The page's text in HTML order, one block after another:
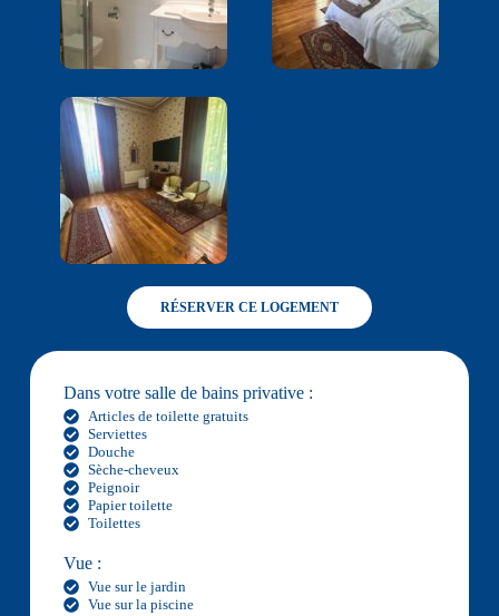
RÉSERVER CE LOGEMENT
Dans votre salle de bains privative :
Articles de toilette gratuits
Serviettes
Douche
Sèche-cheveux
Peignoir
Papier toilette
Toilettes
Vue :
Vue sur le jardin
Vue sur la piscine